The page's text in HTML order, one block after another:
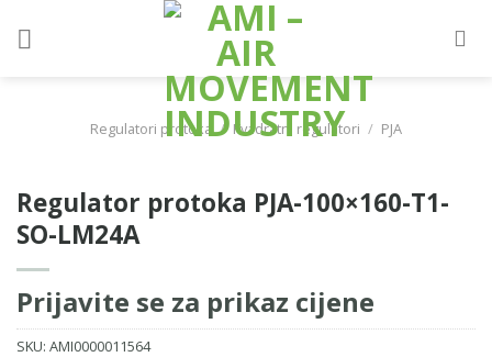
Regulatori protoka / Kvadratni regulatori / PJA
Regulator protoka PJA-100×160-T1-
SO-LM24A
Prijavite se za prikaz cijene
SKU: AMI0000011564